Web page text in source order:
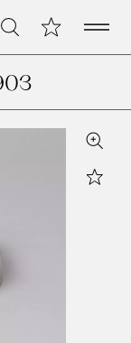
Suche Meine Open
Zoom
Star